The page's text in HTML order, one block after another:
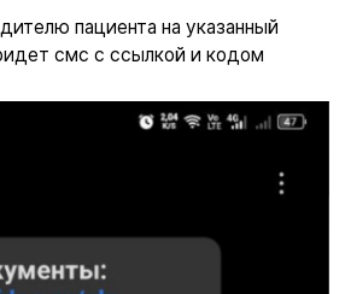
пациента на указанный
смс с ссылкой и кодом